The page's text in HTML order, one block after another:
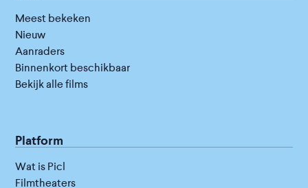
Meest bekeken
Nieuw
Aanraders
Binnenkort beschikbaar
Bekijk alle films
Platform
Wat is Picl
Filmtheaters